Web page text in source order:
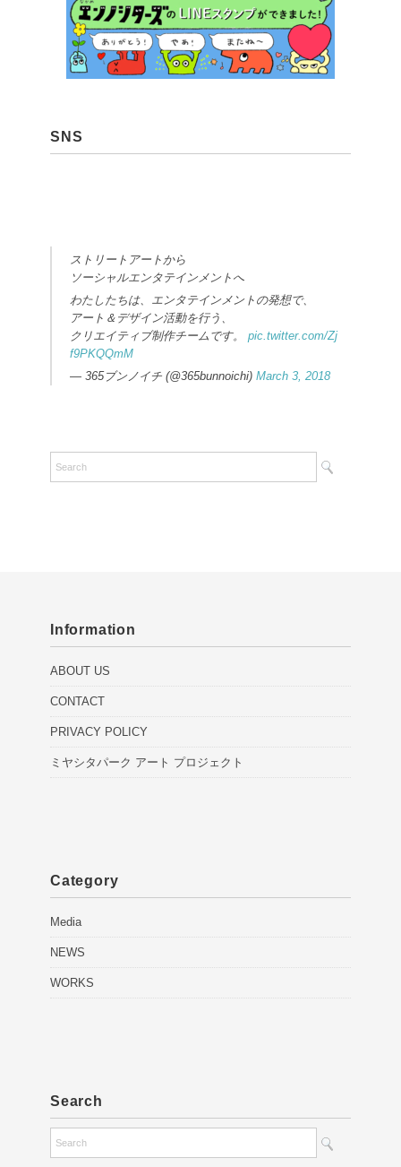
SNS
ストリートアートから
ソーシャルエンタテインメントへ
わたしたちは、エンタテインメントの発想で、
アート＆デザイン活動を行う、
クリエイティブ制作チームです。 pic.twitter.com/Zj
f9PKQQmM
— 365ブンノイチ (@365bunnoichi) March 3, 2018
Information
ABOUT US
CONTACT
PRIVACY POLICY
ミヤシタパーク アート プロジェクト
Category
Media
NEWS
WORKS
Search